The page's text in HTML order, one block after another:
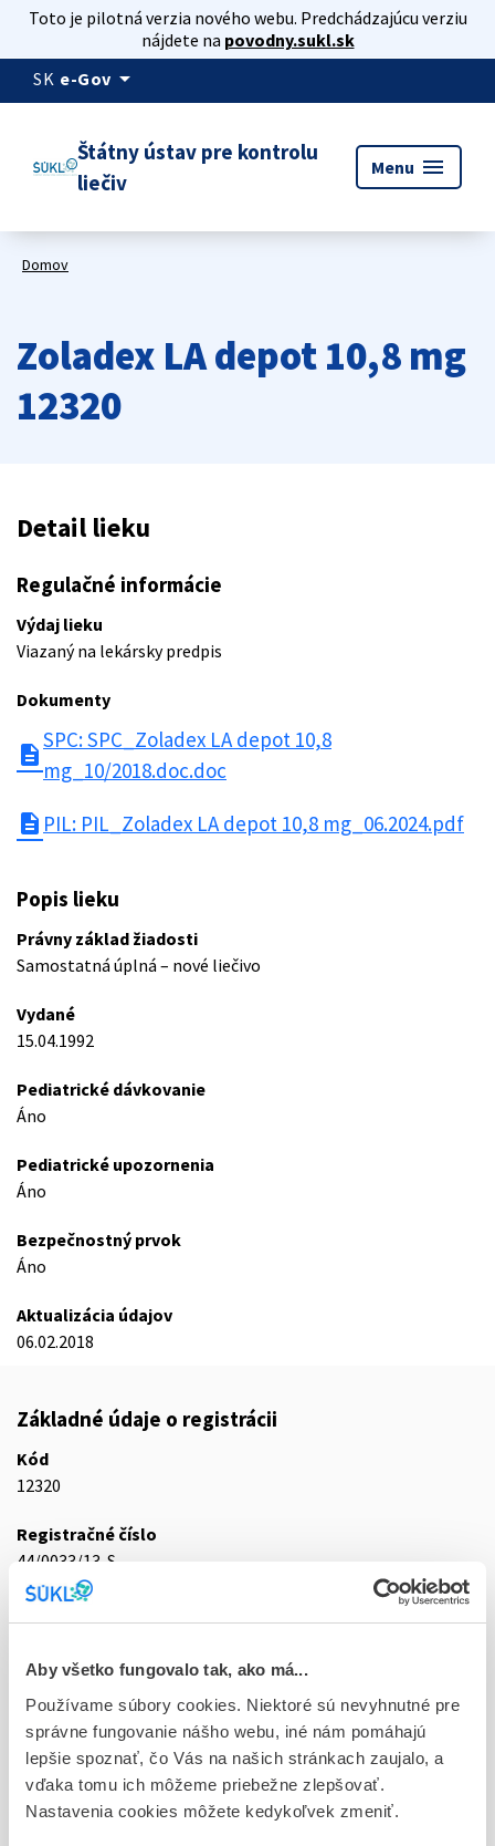
Aby všetko fungovalo tak, ako má...
Používame súbory cookies. Niektoré sú nevyhnutné pre
správne fungovanie nášho webu, iné nám pomáhajú
lepšie spoznať, čo Vás na našich stránkach zaujalo, a
vďaka tomu ich môžeme priebežne zlepšovať.
Nastavenia cookies môžete kedykoľvek zmeniť.
Toto je pilotná verzia nového webu. Predchádzajúcu verziu
nájdete na povodny.sukl.sk
SK e-Gov arrow_drop_down
Štátny ústav pre kontrolu
liečiv
Menu menu
Domov
Zoladex LA depot 10,8 mg
12320
Detail lieku
Regulačné informácie
Výdaj lieku
Viazaný na lekársky predpis
Dokumenty
description
SPC: SPC_Zoladex LA depot 10,8
mg_10/2018.doc.doc
description PIL: PIL_Zoladex LA depot 10,8 mg_06.2024.pdf
Popis lieku
Právny základ žiadosti
Samostatná úplná – nové liečivo
Vydané
15.04.1992
Pediatrické dávkovanie
Áno
Pediatrické upozornenia
Áno
Bezpečnostný prvok
Áno
Aktualizácia údajov
06.02.2018
Základné údaje o registrácii
Kód
12320
Registračné číslo
44/0033/13-S
Stav
D - Registrácia bez obmedzenia platnosti
Typ registračnej procedúry
Národná